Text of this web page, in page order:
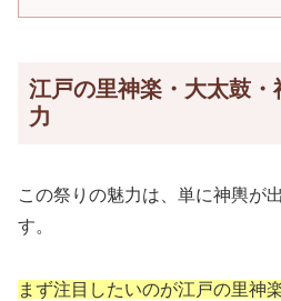
江戸の里神楽・大太鼓・
力
この祭りの魅力は、単に神輿が
す。
まず注目したいのが江戸の里神楽